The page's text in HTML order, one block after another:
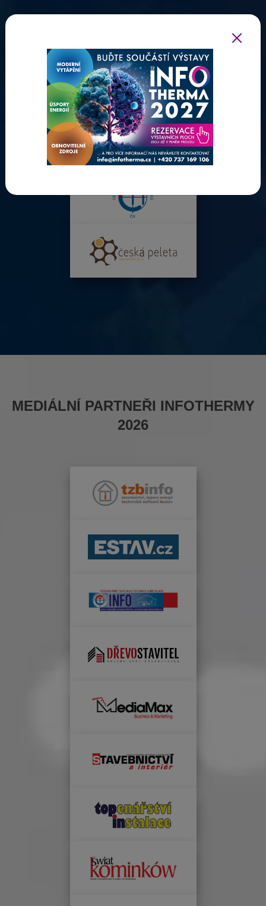
ODBORNÍ PARTNEŘI INFOTHERMY
MEDIÁLNÍ PARTNEŘI INFOTHERMY
2026